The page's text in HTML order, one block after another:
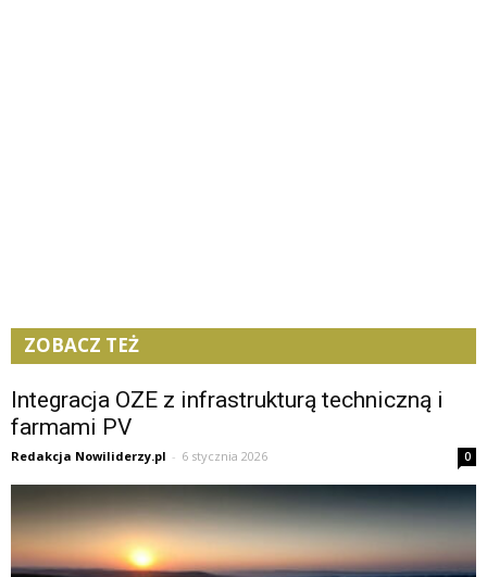
ZOBACZ TEŻ
Integracja OZE z infrastrukturą techniczną i
farmami PV
Redakcja Nowiliderzy.pl - 6 stycznia 2026 0